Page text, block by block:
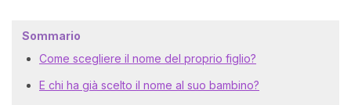
Sommario
Come scegliere il nome del proprio figlio?
E chi ha già scelto il nome al suo bambino?